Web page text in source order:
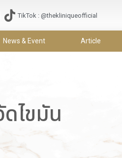
TikTok : @thekliniqueofficial
News & Event Article
ไขมัน